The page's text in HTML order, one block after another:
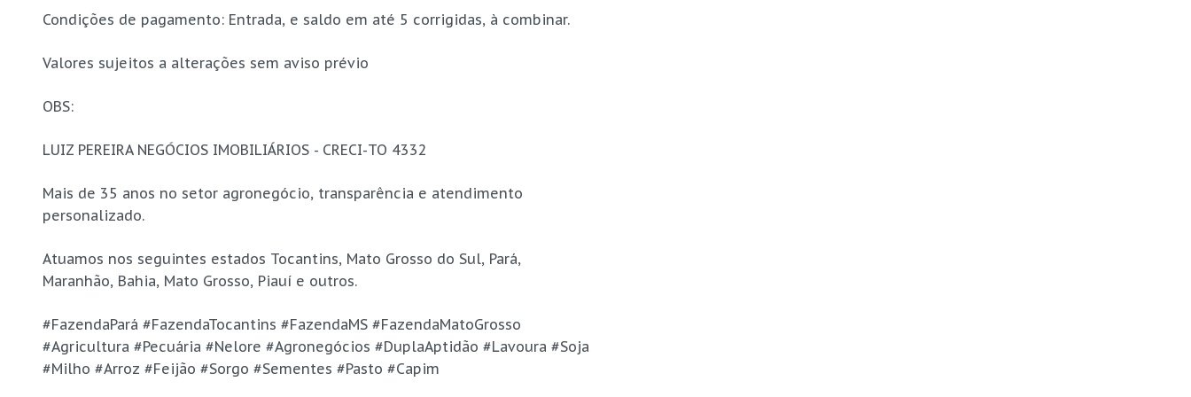
Condições de pagamento: Entrada, e saldo em até 5 corrigidas, à combinar.
Valores sujeitos a alterações sem aviso prévio
OBS:
LUIZ PEREIRA NEGÓCIOS IMOBILIÁRIOS - CRECI-TO 4332
Mais de 35 anos no setor agronegócio, transparência e atendimento
personalizado.
Atuamos nos seguintes estados Tocantins, Mato Grosso do Sul, Pará,
Maranhão, Bahia, Mato Grosso, Piauí e outros.
#FazendaPará #FazendaTocantins #FazendaMS #FazendaMatoGrosso
#Agricultura #Pecuária #Nelore #Agronegócios #DuplaAptidão #Lavoura #Soja
#Milho #Arroz #Feijão #Sorgo #Sementes #Pasto #Capim